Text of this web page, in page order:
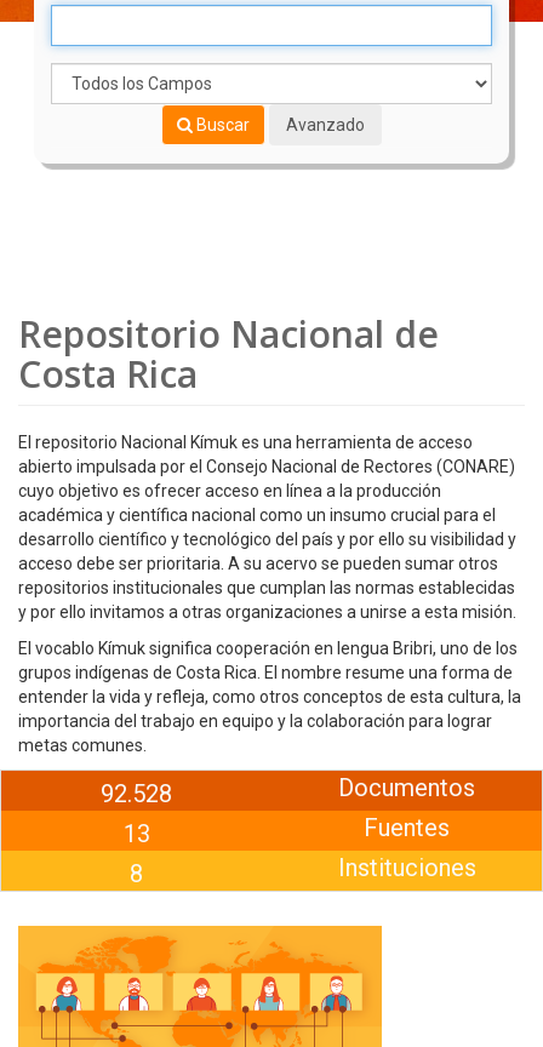
Buscar Avanzado
Repositorio Nacional de
Costa Rica
El repositorio Nacional Kímuk es una herramienta de acceso
abierto impulsada por el Consejo Nacional de Rectores (CONARE)
cuyo objetivo es ofrecer acceso en línea a la producción
académica y científica nacional como un insumo crucial para el
desarrollo científico y tecnológico del país y por ello su visibilidad y
acceso debe ser prioritaria. A su acervo se pueden sumar otros
repositorios institucionales que cumplan las normas establecidas
y por ello invitamos a otras organizaciones a unirse a esta misión.
El vocablo Kímuk significa cooperación en lengua Bribri, uno de los
grupos indígenas de Costa Rica. El nombre resume una forma de
entender la vida y refleja, como otros conceptos de esta cultura, la
importancia del trabajo en equipo y la colaboración para lograr
metas comunes.
92.528
13
8
Documentos
Fuentes
Instituciones